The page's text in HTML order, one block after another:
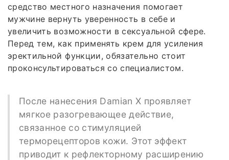
средство местного назначения помогает
мужчине вернуть уверенность в себе и
увеличить возможности в сексуальной сфере.
Перед тем, как применять крем для усиления
эректильной функции, обязательно стоит
проконсультироваться со специалистом.
После нанесения Damian X проявляет
мягкое разогревающее действие,
связанное со стимуляцией
терморецепторов кожи. Этот эффект
приводит к рефлекторному расширению